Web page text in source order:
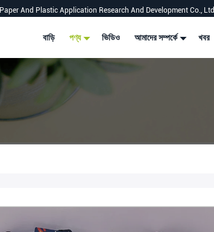
And Plastic Application Research And Development Co., Ltd
বাড়ি পণ্য ভিডিও আমাদের সম্পর্কে খবর